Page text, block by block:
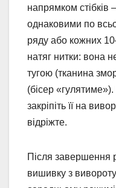
напрямком стібків
однаковими по
ряду або кожних
натяг нитки: вона
тугою (тканина
(бісер «гулятиме»).
закріпіть її на
відріжте.
Після завершення
вишивку з